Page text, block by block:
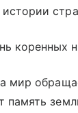
коренных
мир
память